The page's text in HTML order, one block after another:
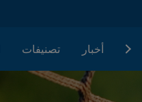
أخبار تصنيفات